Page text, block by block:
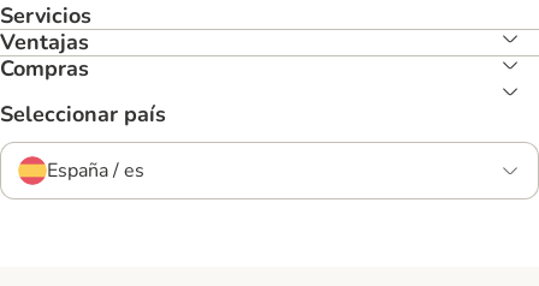
Servicios
Ventajas
Compras
Seleccionar país
España / es